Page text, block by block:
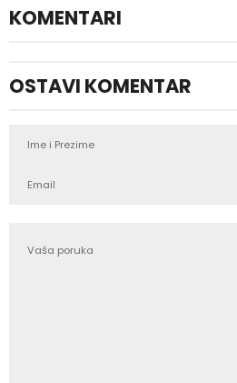
KOMENTARI
OSTAVI KOMENTAR